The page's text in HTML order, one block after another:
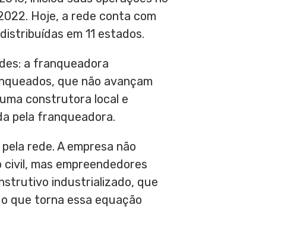
Hoje, a rede conta com
em 11 estados.
a franqueadora
que não avançam
construtora local e
pela franqueadora.
rede. A empresa não
mas empreendedores
industrializado, que
que torna essa equação